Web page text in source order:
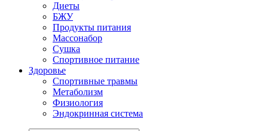
Диеты
БЖУ
Продукты питания
Массонабор
Сушка
Спортивное питание
Здоровье
Спортивные травмы
Метаболизм
Физиология
Эндокринная система